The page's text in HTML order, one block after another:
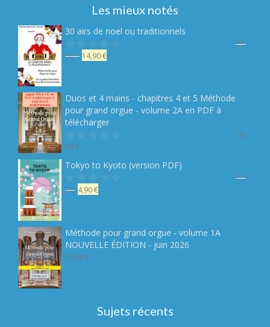
Les mieux notés
30 airs de noel ou traditionnels
19,
90€ Le
19,90 €.
14,90€Le
14,90 €.
Duos et 4 mains - chapitres 4 et 5 Méthode
pour grand orgue - volume 2A en PDF à
télécharger
14,
00€
Tokyo to Kyoto (version PDF)
7,9
0€ Le
7,90 €.
4,90€Le
4,90 €.
Méthode pour grand orgue - volume 1A
NOUVELLE ÉDITION - juin 2026
29,90€
Sujets récents